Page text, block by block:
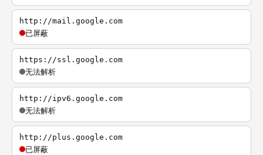
http://mail.google.com
已屏蔽
https://ssl.google.com
无法解析
http://ipv6.google.com
无法解析
http://plus.google.com
已屏蔽